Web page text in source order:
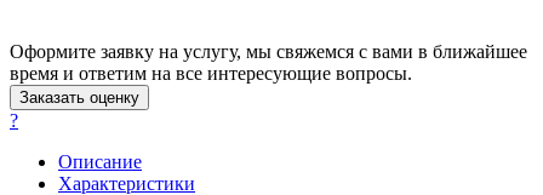
Оформите заявку на услугу, мы свяжемся с вами в ближайшее
время и ответим на все интересующие вопросы.
Заказать оценку
?
Описание
Характеристики
Арзамас
Архангельск
Асбест
Астрахань